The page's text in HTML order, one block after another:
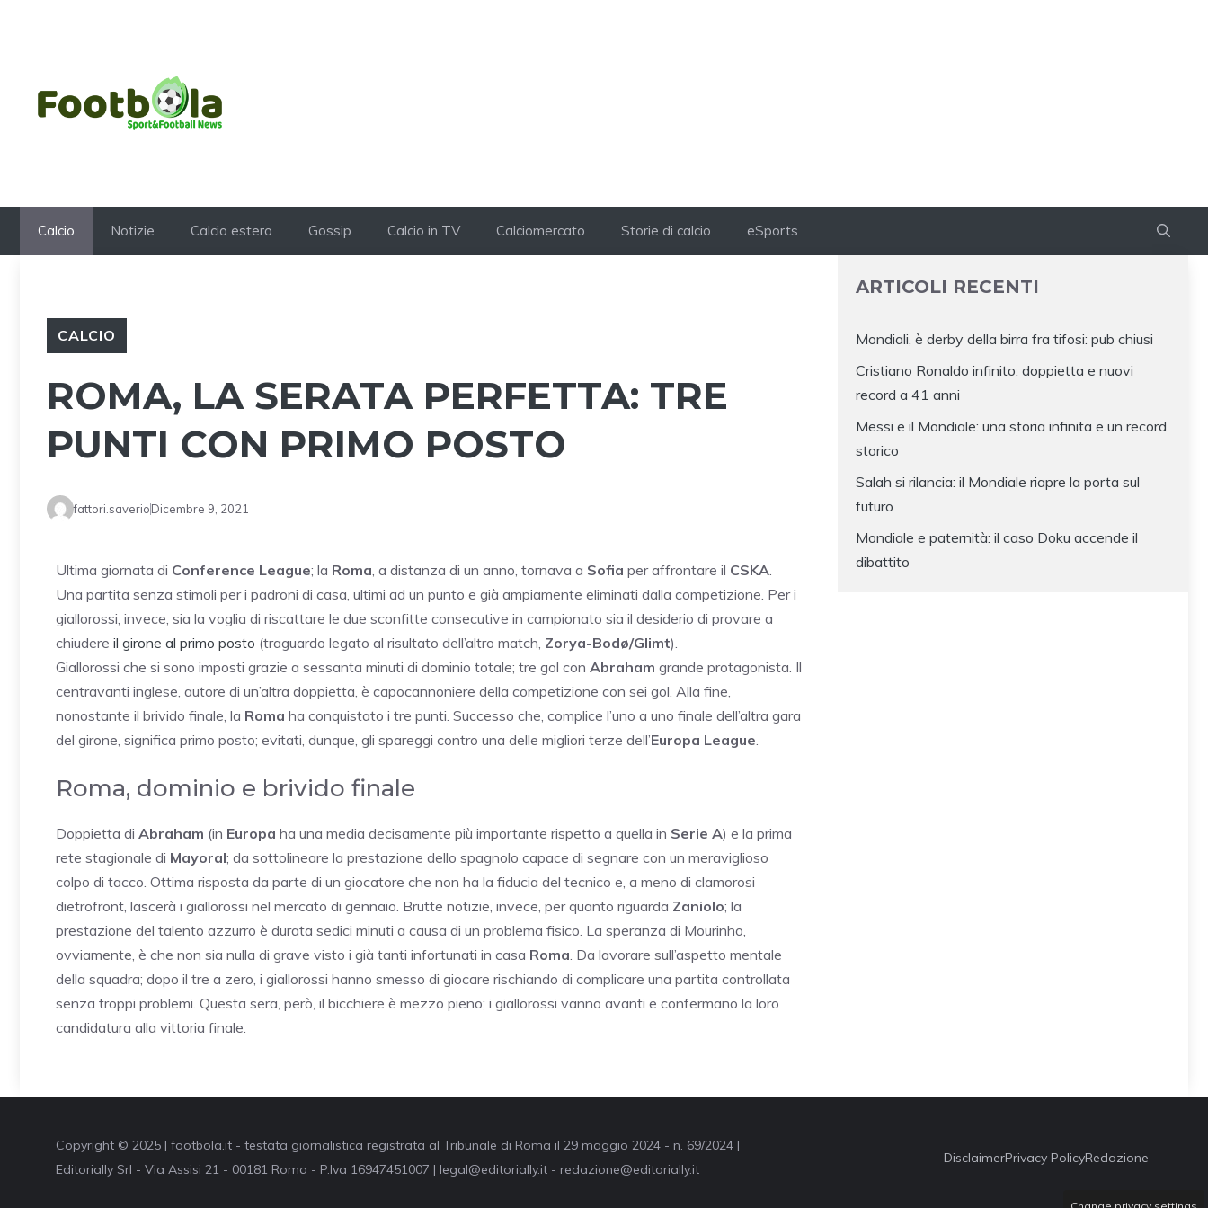
Calcio Notizie Calcio estero Gossip Calcio in TV Calciomercato Storie di calcio eSports
CALCIO
ROMA, LA SERATA PERFETTA: TRE
PUNTI CON PRIMO POSTO
fattori.saverioDicembre 9, 2021
Ultima giornata di Conference League; la Roma, a distanza di un anno, tornava a Sofia per affrontare il CSKA.
Una partita senza stimoli per i padroni di casa, ultimi ad un punto e già ampiamente eliminati dalla competizione. Per i
giallorossi, invece, sia la voglia di riscattare le due sconfitte consecutive in campionato sia il desiderio di provare a
chiudere il girone al primo posto (traguardo legato al risultato dell’altro match, Zorya-Bodø/Glimt).
Giallorossi che si sono imposti grazie a sessanta minuti di dominio totale; tre gol con Abraham grande protagonista. Il
centravanti inglese, autore di un’altra doppietta, è capocannoniere della competizione con sei gol. Alla fine,
nonostante il brivido finale, la Roma ha conquistato i tre punti. Successo che, complice l’uno a uno finale dell’altra gara
del girone, significa primo posto; evitati, dunque, gli spareggi contro una delle migliori terze dell’Europa League.
Roma, dominio e brivido finale
Doppietta di Abraham (in Europa ha una media decisamente più importante rispetto a quella in Serie A) e la prima
rete stagionale di Mayoral; da sottolineare la prestazione dello spagnolo capace di segnare con un meraviglioso
colpo di tacco. Ottima risposta da parte di un giocatore che non ha la fiducia del tecnico e, a meno di clamorosi
dietrofront, lascerà i giallorossi nel mercato di gennaio. Brutte notizie, invece, per quanto riguarda Zaniolo; la
prestazione del talento azzurro è durata sedici minuti a causa di un problema fisico. La speranza di Mourinho,
ovviamente, è che non sia nulla di grave visto i già tanti infortunati in casa Roma. Da lavorare sull’aspetto mentale
della squadra; dopo il tre a zero, i giallorossi hanno smesso di giocare rischiando di complicare una partita controllata
senza troppi problemi. Questa sera, però, il bicchiere è mezzo pieno; i giallorossi vanno avanti e confermano la loro
candidatura alla vittoria finale.
ARTICOLI RECENTI
Mondiali, è derby della birra fra tifosi: pub chiusi
Cristiano Ronaldo infinito: doppietta e nuovi
record a 41 anni
Messi e il Mondiale: una storia infinita e un record
storico
Salah si rilancia: il Mondiale riapre la porta sul
futuro
Mondiale e paternità: il caso Doku accende il
dibattito
Copyright © 2025 | footbola.it - testata giornalistica registrata al Tribunale di Roma il 29 maggio 2024 - n. 69/2024 |
Editorially Srl - Via Assisi 21 - 00181 Roma - P.Iva 16947451007 | legal@editorially.it - redazione@editorially.it
DisclaimerPrivacy PolicyRedazione